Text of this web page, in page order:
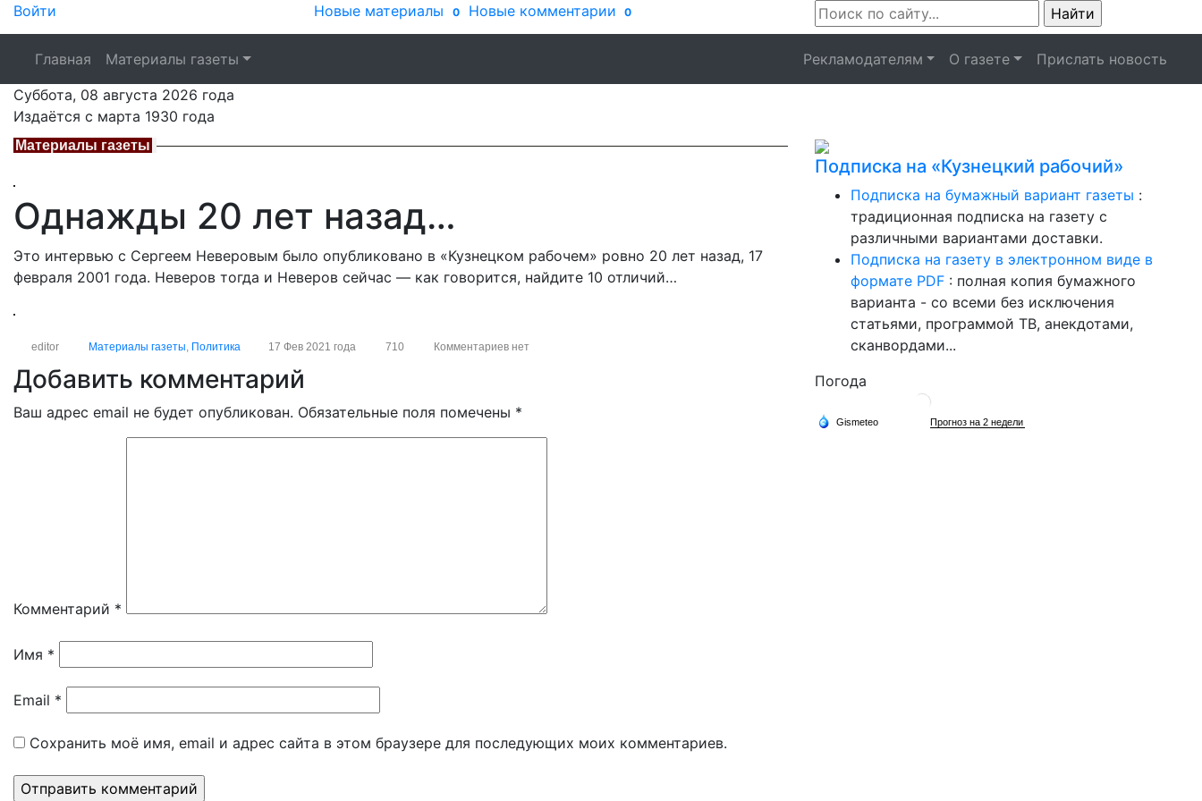
Войти Новые материалы 0 Новые комментарии 0
Главная Материалы газеты Рекламодателям О газете
Прислать новость
Суббота, 08 августа 2026 года
Издаётся с марта 1930 года
Материалы газеты
Однажды 20 лет назад…
Это интервью с Сергеем Неверовым было опубликовано в «Кузнецком рабочем» ровно 20 лет назад, 17
февраля 2001 года. Неверов тогда и Неверов сейчас — как говорится, найдите 10 отличий…
editor Материалы газеты, Политика 17 Фев 2021 года 710 Комментариев нет
Добавить комментарий
Ваш адрес email не будет опубликован. Обязательные поля помечены *
Комментарий *
Имя *
Email *
Сохранить моё имя, email и адрес сайта в этом браузере для последующих моих комментариев.
Подписка на «Кузнецкий рабочий»
Подписка на бумажный вариант газеты :
традиционная подписка на газету с
различными вариантами доставки.
Подписка на газету в электронном виде в
формате PDF : полная копия бумажного
варианта - со всеми без исключения
статьями, программой ТВ, анекдотами,
сканвордами...
Погода